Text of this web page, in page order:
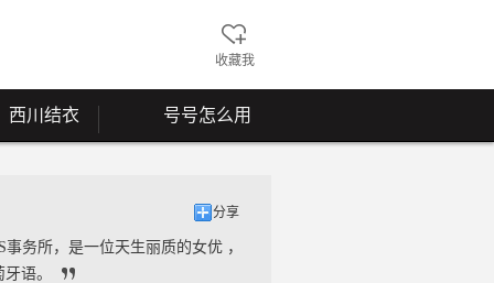
收藏我
西川结衣 号号怎么用
务所，是一位天生丽质的女优 ，
语。
分享